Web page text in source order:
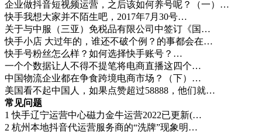
企业做抖音短视频运营，之后该如何养号呢？（一）…
快手我想大家并不陌生吧，2017年7月30号…
关于与中服（三亚）免税品有限公司中签订《国…
快手小店 大过年的，谁还不破个例？的事都会在…
快手号粉丝怎么样？如何选择快手账号？…
一个个数据让人不得不提笔将电商直播这四个…
中国物流企业都在争食跨境电商市场？（下）…
美国看不起中国人，如果点赞超过58888，他们就…
常见问题
1快手辽宁运营中心磁力金牛运营2022已更新(…
2 杭州本地抖音代运营服务商的“洗牌”现象明…